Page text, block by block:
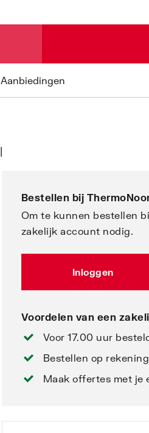
Bestellen bij
Om te kunnen bestellen
zakelijk account nodig.
Inloggen
Voordelen van een
Voor 17.00 uur
Bestellen op rekening
Maak offertes met je